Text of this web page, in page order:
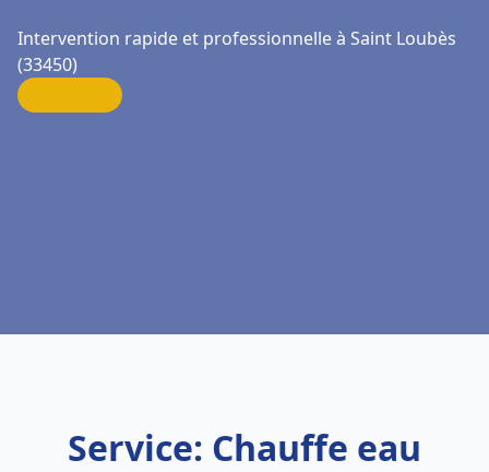
Intervention rapide et professionnelle à Saint Loubès
(33450)
Service: Chauffe eau